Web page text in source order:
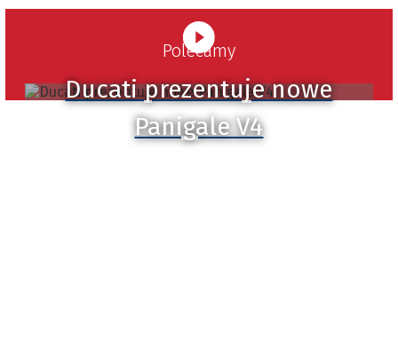
Polecamy
Ducati prezentuje nowe
Panigale V4